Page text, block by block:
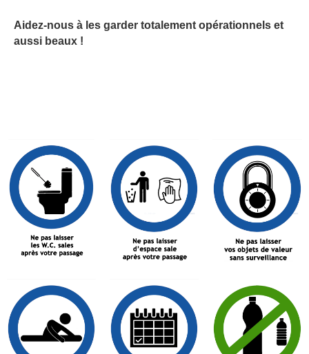
Aidez-nous à les garder totalement opérationnels et
aussi beaux !